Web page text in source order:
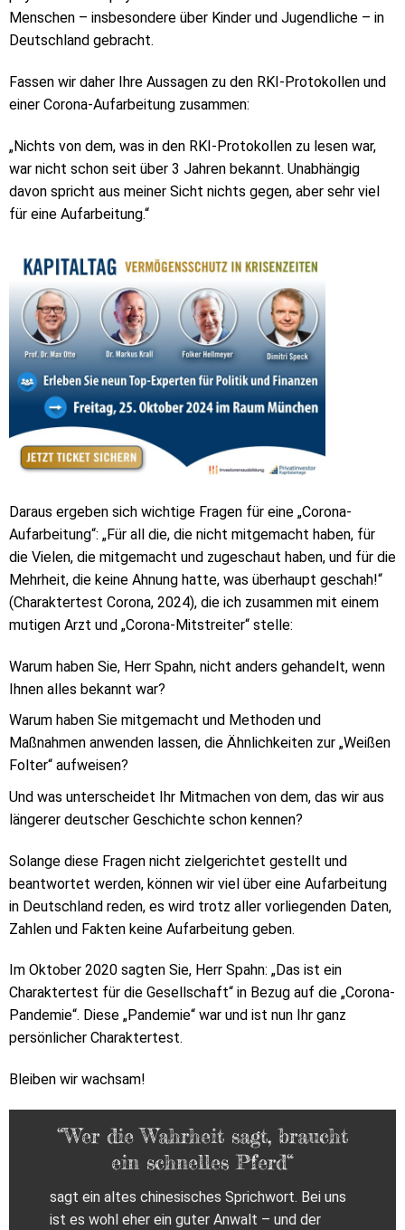
Menschen – insbesondere über Kinder und Jugendliche – in
Deutschland gebracht.
Fassen wir daher Ihre Aussagen zu den RKI-Protokollen und
einer Corona-Aufarbeitung zusammen:
„Nichts von dem, was in den RKI-Protokollen zu lesen war,
war nicht schon seit über 3 Jahren bekannt. Unabhängig
davon spricht aus meiner Sicht nichts gegen, aber sehr viel
für eine Aufarbeitung.“
Daraus ergeben sich wichtige Fragen für eine „Corona-
Aufarbeitung“: „Für all die, die nicht mitgemacht haben, für
die Vielen, die mitgemacht und zugeschaut haben, und für die
Mehrheit, die keine Ahnung hatte, was überhaupt geschah!“
(Charaktertest Corona, 2024), die ich zusammen mit einem
mutigen Arzt und „Corona-Mitstreiter“ stelle:
Warum haben Sie, Herr Spahn, nicht anders gehandelt, wenn
Ihnen alles bekannt war?
Warum haben Sie mitgemacht und Methoden und
Maßnahmen anwenden lassen, die Ähnlichkeiten zur „Weißen
Folter“ aufweisen?
Und was unterscheidet Ihr Mitmachen von dem, das wir aus
längerer deutscher Geschichte schon kennen?
Solange diese Fragen nicht zielgerichtet gestellt und
beantwortet werden, können wir viel über eine Aufarbeitung
in Deutschland reden, es wird trotz aller vorliegenden Daten,
Zahlen und Fakten keine Aufarbeitung geben.
Im Oktober 2020 sagten Sie, Herr Spahn: „Das ist ein
Charaktertest für die Gesellschaft“ in Bezug auf die „Corona-
Pandemie“. Diese „Pandemie“ war und ist nun Ihr ganz
persönlicher Charaktertest.
Bleiben wir wachsam!
“Wer die Wahrheit sagt, braucht
ein schnelles Pferd“
sagt ein altes chinesisches Sprichwort. Bei uns
ist es wohl eher ein guter Anwalt – und der